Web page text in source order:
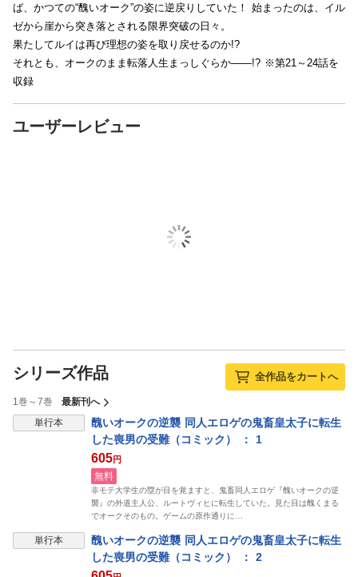
ば、かつての“醜いオーク”の姿に逆戻りしていた！ 始まったのは、イル
ゼから崖から突き落とされる限界突破の日々。
果たしてルイは再び理想の姿を取り戻せるのか!?
それとも、オークのまま転落人生まっしぐらか――!? ※第21～24話を
収録
ユーザーレビュー
シリーズ作品 全作品をカートへ
1巻～7巻
最新刊へ
単行本
醜いオークの逆襲 同人エロゲの鬼畜皇太子に転生
した喪男の受難（コミック） ： 1
605円
無料
非モテ大学生の塁が目を覚ますと、鬼畜同人エロゲ『醜いオークの逆
襲』の外道主人公、ルートヴィヒに転生していた。見た目は醜くまる
でオークそのもの。ゲームの原作通りに…
単行本
醜いオークの逆襲 同人エロゲの鬼畜皇太子に転生
した喪男の受難（コミック） ： 2